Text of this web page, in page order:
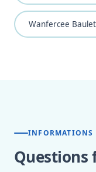
Wanfercee Baulet
INFORMATIONS
Questions